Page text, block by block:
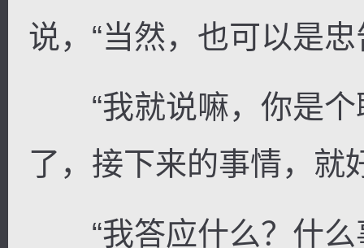
说，“当然，也可以是忠
“我就说嘛，你是个
了，接下来的事情，就
“我答应什么？什么